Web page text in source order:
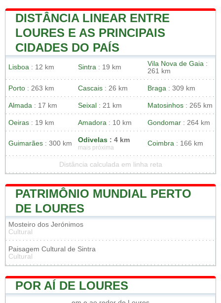
DISTÂNCIA LINEAR ENTRE
LOURES E AS PRINCIPAIS
CIDADES DO PAÍS
Lisboa : 12 km Sintra : 19 km Vila Nova de Gaia :
261 km
Porto : 263 km Cascais : 26 km Braga : 309 km
Almada : 17 km Seixal : 21 km Matosinhos : 265 km
Oeiras : 19 km Amadora : 10 km Gondomar : 264 km
Guimarães : 300 km Odivelas : 4 km
mais próxima
Coimbra : 166 km
Distância calculada em linha reta
PATRIMÔNIO MUNDIAL PERTO
DE LOURES
Mosteiro dos Jerónimos
Cultural
Paisagem Cultural de Sintra
Cultural
POR AÍ DE LOURES